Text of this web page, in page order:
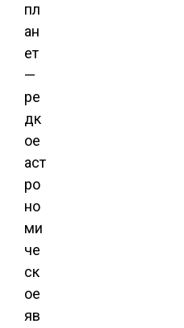
пл
ан
ет
—
ре
дк
ое
аст
ро
но
ми
че
ск
ое
яв